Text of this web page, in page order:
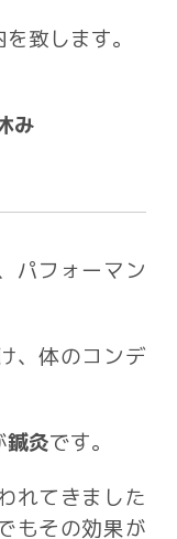
致します。
み
パフォーマン
、体のコンデ
鍼灸です。
れてきました
もその効果が